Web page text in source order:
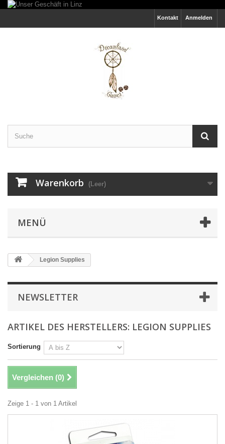
Anmelden
Kontakt
Warenkorb (Leer)
MENÜ
Legion Supplies
NEWSLETTER
ARTIKEL DES HERSTELLERS: LEGION SUPPLIES
Sortierung
Vergleichen (0)
Zeige 1 - 1 von 1 Artikel